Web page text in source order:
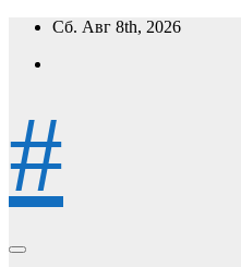
Перейти
содержимому
Сб. Авг 8th, 2026
#